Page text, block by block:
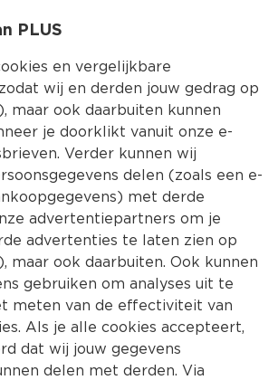
Kies jouw
PLUS
en vergelijkbare
wij en derden jouw gedrag op
maar ook daarbuiten kunnen
je doorklikt vanuit onze e-
Verder kunnen wij
delen (zoals een e-
met derde
advertentiepartners om je
advertenties te laten zien op
maar ook daarbuiten. Ook kunnen
gebruiken om analyses uit te
meten van de effectiviteit van
Als je alle cookies accepteert,
dat wij jouw gegevens
delen met derden. Via